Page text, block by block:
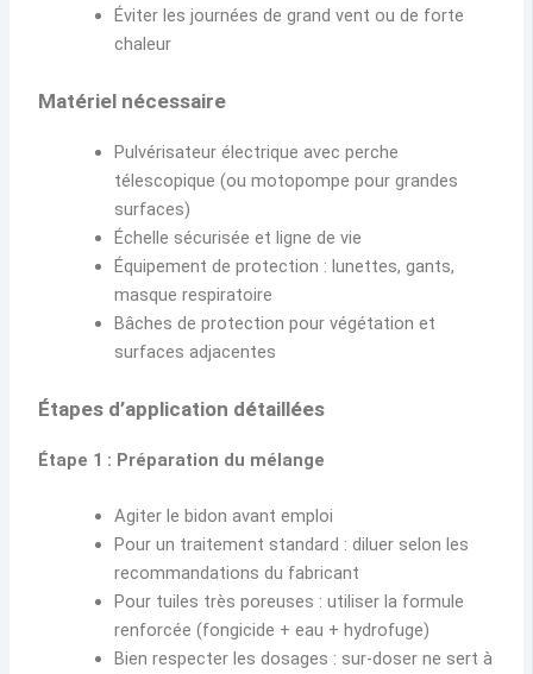
Éviter les journées de grand vent ou de forte
chaleur
Matériel nécessaire
Pulvérisateur électrique avec perche
télescopique (ou motopompe pour grandes
surfaces)
Échelle sécurisée et ligne de vie
Équipement de protection : lunettes, gants,
masque respiratoire
Bâches de protection pour végétation et
surfaces adjacentes
Étapes d’application détaillées
Étape 1 : Préparation du mélange
Agiter le bidon avant emploi
Pour un traitement standard : diluer selon les
recommandations du fabricant
Pour tuiles très poreuses : utiliser la formule
renforcée (fongicide + eau + hydrofuge)
Bien respecter les dosages : sur-doser ne sert à